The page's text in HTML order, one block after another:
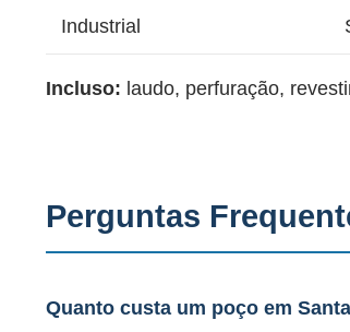
Industrial
Incluso: laudo, perfuração,
Perguntas
Quanto custa um poço em